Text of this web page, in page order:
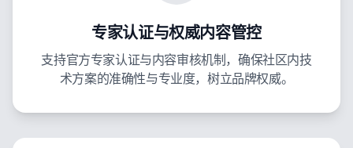
专家认证与权威内容管控
支持官方专家认证与内容审核机制，确保社区内技
术方案的准确性与专业度，树立品牌权威。